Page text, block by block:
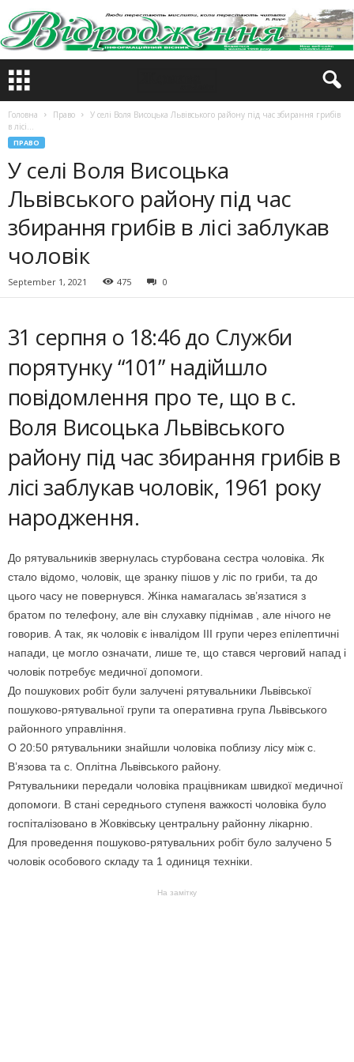
Головна Право
У селі Воля Висоцька Львівського району під час збирання грибів
в лісі...
ПРАВО
У селі Воля Висоцька
Львівського району під час
збирання грибів в лісі заблукав
чоловік
September 1, 2021 475 0
31 серпня о 18:46 до Служби
порятунку “101” надійшло
повідомлення про те, що в с.
Воля Висоцька Львівського
району під час збирання грибів в
лісі заблукав чоловік, 1961 року
народження.
До рятувальників звернулась стурбована сестра чоловіка. Як
стало відомо, чоловік, ще зранку пішов у ліс по гриби, та до
цього часу не повернувся. Жінка намагалась зв’язатися з
братом по телефону, але він слухавку піднімав , але нічого не
говорив. А так, як чоловік є інвалідом III групи через епілептичні
напади, це могло означати, лише те, що стався черговий напад і
чоловік потребує медичної допомоги.
До пошукових робіт були залучені рятувальники Львівської
пошуково-рятувальної групи та оперативна група Львівського
районного управління.
О 20:50 рятувальники знайшли чоловіка поблизу лісу між с.
В’язова та с. Оплітна Львівського району.
Рятувальники передали чоловіка працівникам швидкої медичної
допомоги. В стані середнього ступеня важкості чоловіка було
госпіталізовано в Жовківську центральну районну лікарню.
Для проведення пошуково-рятувальних робіт було залучено 5
чоловік особового складу та 1 одиниця техніки.
На замітку